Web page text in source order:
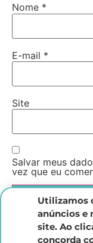
Nome *
E-mail *
Site
Salvar meus
vez que eu
Utilizamos
anúncios e
site. Ao
concorda